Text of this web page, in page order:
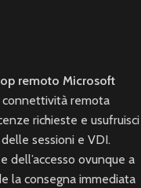
remoto Microsoft
connettività remota
richieste e usufruisci
sessioni e VDI.
dell’accesso ovunque a
la consegna immediata